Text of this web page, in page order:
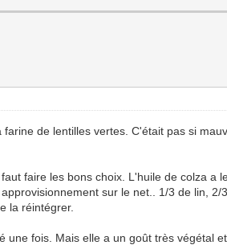
de lentilles vertes. C'était pas si
faire les bons choix. L'huile de colza
sur le net.. 1/3 de lin,
la réintégrer.
fois. Mais elle a un goût très végétal